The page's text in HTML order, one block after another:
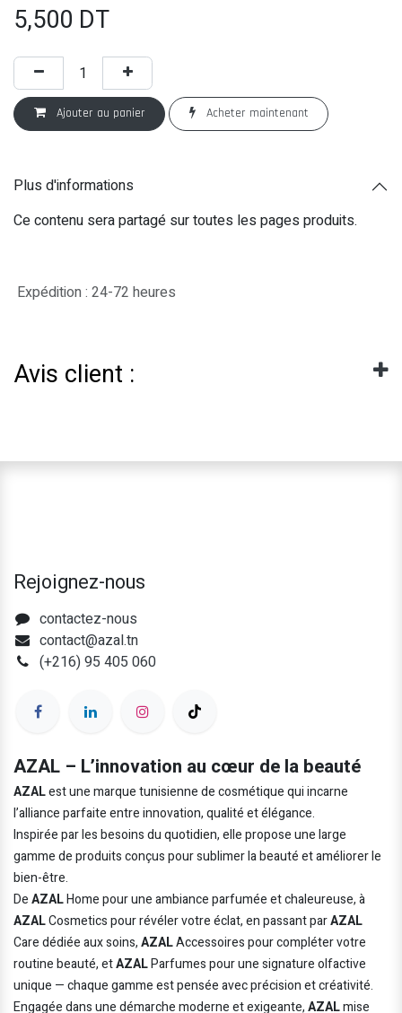
5,500 DT
Ajouter au panier Acheter maintenant
Plus d'informations
Ce contenu sera partagé sur toutes les pages produits.
Expédition : 24-72 heures
Avis client :
Rejoignez-nous
contactez-nous
contact@azal.tn
(+216) 95 405 060
AZAL – L’innovation au cœur de la beauté
AZALest une marque tunisienne de cosmétique qui incarne
l’alliance parfaite entre innovation, qualité et élégance.
Inspirée par les besoins du quotidien, elle propose une large
gamme de produits conçus pour sublimer la beauté et améliorer le
bien-être.
DeAZALHome pour une ambiance parfumée et chaleureuse, à
AZALCosmetics pour révéler votre éclat, en passant parAZAL
Care dédiée aux soins,AZALAccessoires pour compléter votre
routine beauté, etAZALParfumes pour une signature olfactive
unique — chaque gamme est pensée avec précision et créativité.
Engagée dans une démarche moderne et exigeante,AZALmise